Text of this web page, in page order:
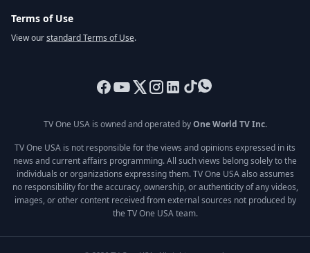
Terms of Use
View ourstandard Terms of Use.
TV One USA is owned and operated byOne World TV Inc.
TV One USA is not responsible for the views and opinions expressed in its
news and current affairs programming. All such views belong solely to the
individuals or organizations expressing them. TV One USA also assumes
no responsibility for the accuracy, ownership, or authenticity of any videos,
images, or other content received from external sources not produced by
the TV One USA team.